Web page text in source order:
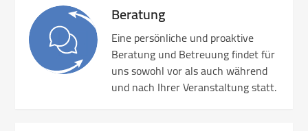
Beratung
Eine persönliche und proaktive
Beratung und Betreuung findet für
uns sowohl vor als auch während
und nach Ihrer Veranstaltung statt.